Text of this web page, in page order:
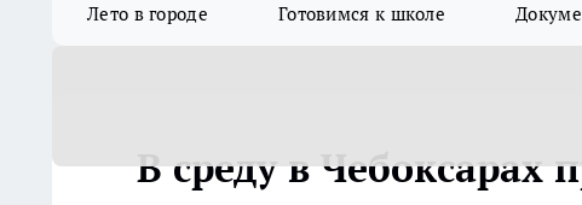
Лето в городе Готовимся к школе
В среду в Чебоксарах